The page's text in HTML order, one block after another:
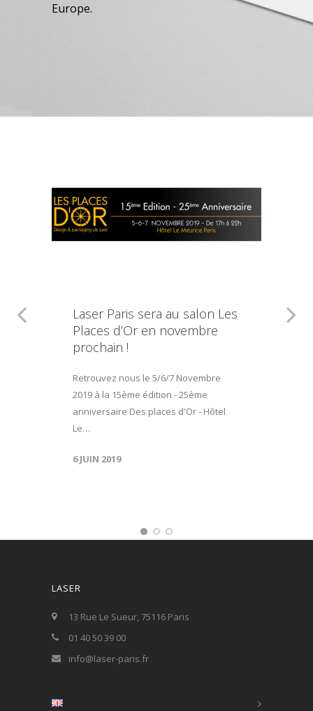
Europe.
Laser Paris sera au salon Les
Places d’Or en novembre
prochain !
Retrouvez nous le 5/6/7 Novembre
2019 à la 15ème édition - 25ème
anniversaire Des places d'Or - Hôtel
Le…
6 JUIN 2019
LASER
13 Rue Le Sueur, 75116 Paris
01 40 50 39 00
info@laser-paris.fr